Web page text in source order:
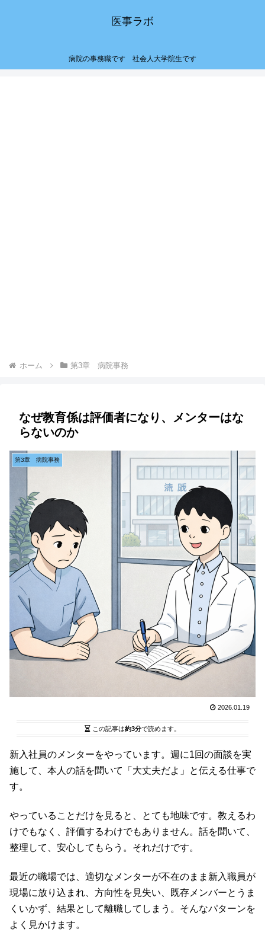
医事ラボ
病院の事務職です 社会人大学院生です
ホーム 第3章 病院事務
なぜ教育係は評価者になり、メンターはな
らないのか
第3章 病院事務
2026.01.19
この記事は約3分で読めます。
新入社員のメンターをやっています。週に1回の面談を実
施して、本人の話を聞いて「大丈夫だよ」と伝える仕事で
す。
やっていることだけを見ると、とても地味です。教えるわ
けでもなく、評価するわけでもありません。話を聞いて、
整理して、安心してもらう。それだけです。
最近の職場では、適切なメンターが不在のまま新入職員が
現場に放り込まれ、方向性を見失い、既存メンバーとうま
くいかず、結果として離職してしまう。そんなパターンを
よく見かけます。